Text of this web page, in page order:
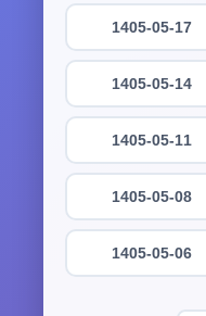
1405-05-17
1405-05-14
1405-05-11
1405-05-08
1405-05-06